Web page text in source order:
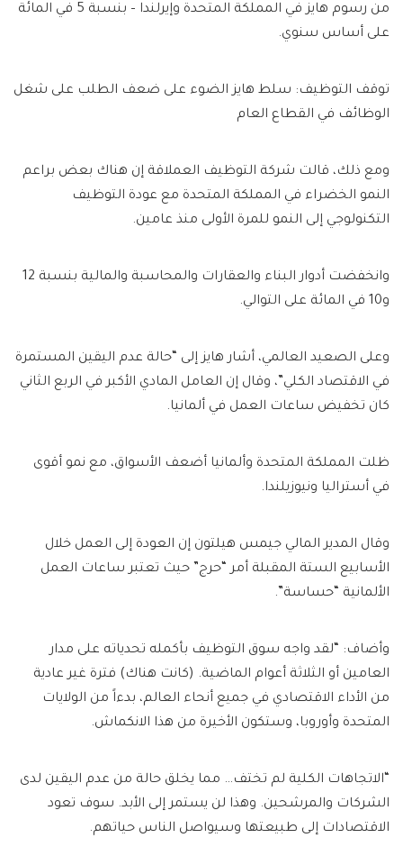
من رسوم هايز في المملكة المتحدة وإيرلندا – بنسبة 5 في المائة
على أساس سنوي.
توقف التوظيف: سلط هايز الضوء على ضعف الطلب على شغل
الوظائف في القطاع العام
ومع ذلك، قالت شركة التوظيف العملاقة إن هناك بعض براعم
النمو الخضراء في المملكة المتحدة مع عودة التوظيف
التكنولوجي إلى النمو للمرة الأولى منذ عامين.
وانخفضت أدوار البناء والعقارات والمحاسبة والمالية بنسبة 12
و10 في المائة على التوالي.
وعلى الصعيد العالمي، أشار هايز إلى “حالة عدم اليقين المستمرة
في الاقتصاد الكلي”، وقال إن العامل المادي الأكبر في الربع الثاني
كان تخفيض ساعات العمل في ألمانيا.
ظلت المملكة المتحدة وألمانيا أضعف الأسواق، مع نمو أقوى
في أستراليا ونيوزيلندا.
وقال المدير المالي جيمس هيلتون إن العودة إلى العمل خلال
الأسابيع الستة المقبلة أمر “حرج” حيث تعتبر ساعات العمل
الألمانية “حساسة”.
وأضاف: “لقد واجه سوق التوظيف بأكمله تحدياته على مدار
العامين أو الثلاثة أعوام الماضية. (كانت هناك) فترة غير عادية
من الأداء الاقتصادي في جميع أنحاء العالم، بدءاً من الولايات
المتحدة وأوروبا، وستكون الأخيرة من هذا الانكماش.
“الاتجاهات الكلية لم تختف… مما يخلق حالة من عدم اليقين لدى
الشركات والمرشحين. وهذا لن يستمر إلى الأبد. سوف تعود
الاقتصادات إلى طبيعتها وسيواصل الناس حياتهم.